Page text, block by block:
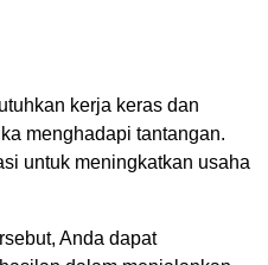
kerja keras dan
menghadapi tantangan.
untuk meningkatkan usaha
Anda dapat